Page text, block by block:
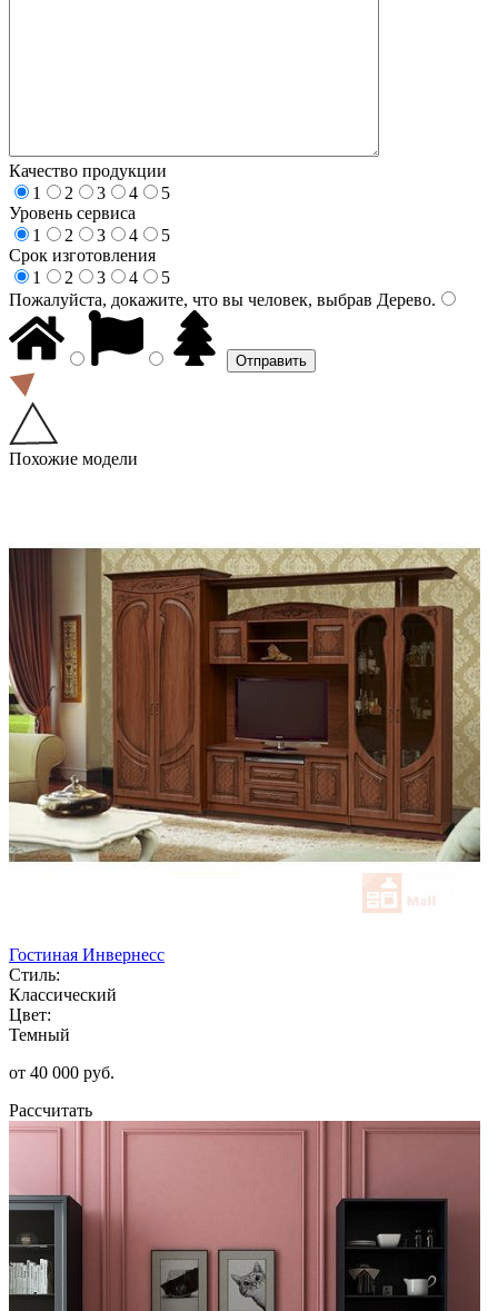
Качество продукции
1
2 3 4
5
Уровень сервиса
1
2 3 4
5
Срок изготовления
1
2 3 4
5
Пожалуйста, докажите, что вы человек, выбрав Дерево.
Похожие модели
Гостиная Инвернесс
Стиль:
Классический
Цвет:
Темный
от 40 000 руб.
Рассчитать